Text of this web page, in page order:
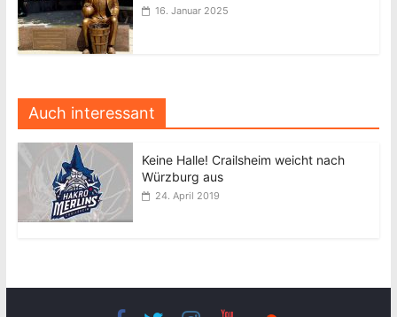
16. Januar 2025
Auch interessant
Keine Halle! Crailsheim weicht nach
Würzburg aus
24. April 2019